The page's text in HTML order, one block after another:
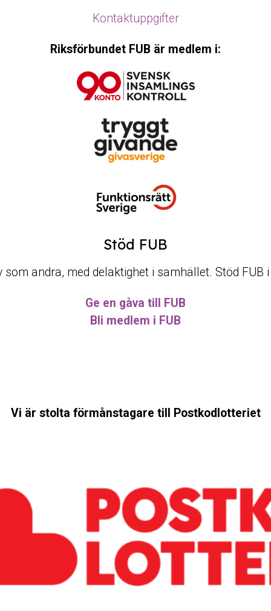
Kontaktuppgifter
Riksförbundet FUB är medlem i:
Stöd FUB
som andra, med delaktighet i samhället. Stöd FUB
Ge en gåva till FUB
Bli medlem i FUB
Vi är stolta förmånstagare till Postkodlotteriet